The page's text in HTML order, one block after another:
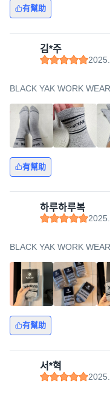
有幫助
김*주
BLACK YAK WORK
有幫助
하루하루복
BLACK YAK WORK
有幫助
서*혁